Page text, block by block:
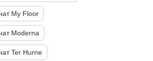
My Floor
Moderna
Ter Hurne